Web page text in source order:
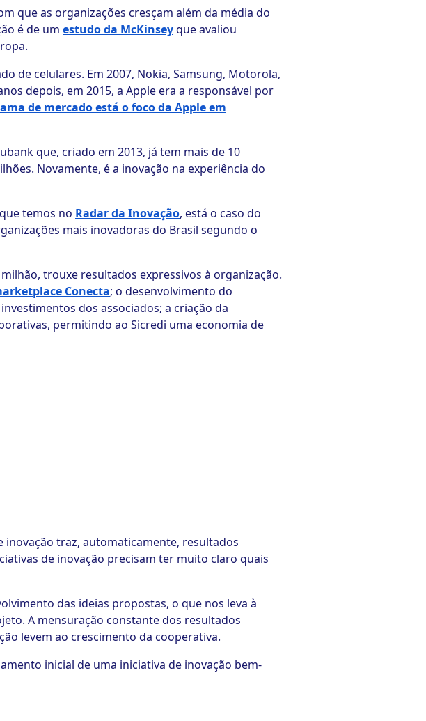
que as organizações cresçam além da média do
é de um estudo da McKinseyque avaliou
de celulares. Em 2007, Nokia, Samsung, Motorola,
depois, em 2015, a Apple era a responsável por
de mercado está o foco da Apple em
que, criado em 2013, já tem mais de 10
Novamente, é a inovação na experiência do
temos no Radar da Inovação, está o caso do
mais inovadoras do Brasil segundo o
trouxe resultados expressivos à organização.
Conecta; o desenvolvimento do
dos associados; a criação da
permitindo ao Sicredi uma economia de
inovação traz, automaticamente, resultados
de inovação precisam ter muito claro quais
das ideias propostas, o que nos leva à
A mensuração constante dos resultados
levem ao crescimento da cooperativa.
inicial de uma iniciativa de inovação bem-